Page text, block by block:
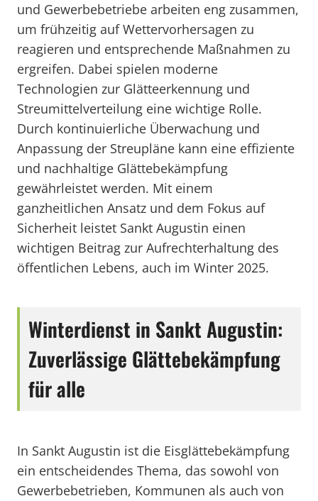
und Gewerbebetriebe arbeiten eng zusammen,
um frühzeitig auf Wettervorhersagen zu
reagieren und entsprechende Maßnahmen zu
ergreifen. Dabei spielen moderne
Technologien zur Glätteerkennung und
Streumittelverteilung eine wichtige Rolle.
Durch kontinuierliche Überwachung und
Anpassung der Streupläne kann eine effiziente
und nachhaltige Glättebekämpfung
gewährleistet werden. Mit einem
ganzheitlichen Ansatz und dem Fokus auf
Sicherheit leistet Sankt Augustin einen
wichtigen Beitrag zur Aufrechterhaltung des
öffentlichen Lebens, auch im Winter 2025.
Winterdienst in Sankt Augustin:
Zuverlässige Glättebekämpfung
für alle
In Sankt Augustin ist die Eisglättebekämpfung
ein entscheidendes Thema, das sowohl von
Gewerbebetrieben, Kommunen als auch von